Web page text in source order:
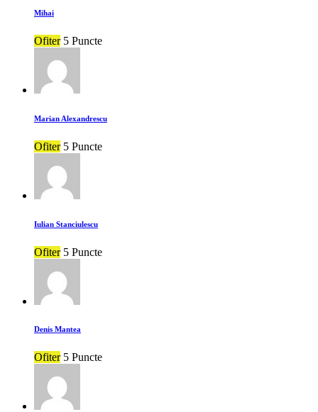
Mihai
Ofiter 5 Puncte
Marian Alexandrescu
Ofiter 5 Puncte
Iulian Stanciulescu
Ofiter 5 Puncte
Denis Mantea
Ofiter 5 Puncte